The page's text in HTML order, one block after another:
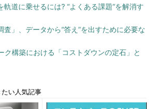
道に乗せるには? “よくある課題”を解消す
査」、データから“答え”を出すために必要な
ク構築における「コストダウンの定石」と
い人気記事